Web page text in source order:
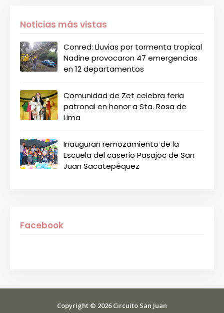
Noticias más vistas
Conred: Lluvias por tormenta tropical
Nadine provocaron 47 emergencias
en 12 departamentos
Comunidad de Zet celebra feria
patronal en honor a Sta. Rosa de
Lima
Inauguran remozamiento de la
Escuela del caserío Pasajoc de San
Juan Sacatepéquez
Facebook
Copyright © 2026Circuito San Juan